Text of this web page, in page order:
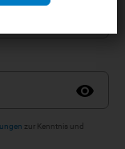
zur Kenntnis und